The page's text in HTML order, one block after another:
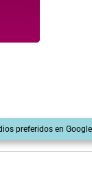
preferidos en Google